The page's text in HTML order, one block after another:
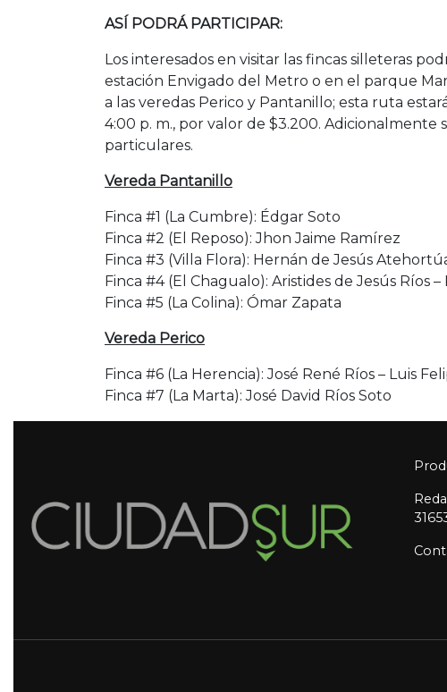
ASÍ PODRÁ PARTICIPAR:
Los interesados en visitar las fincas silleteras
estación Envigado del Metro o en el parque
a las veredas Perico y Pantanillo; esta ruta
4:00 p. m., por valor de $3.200.
particulares.
Vereda Pantanillo
Finca #1 (La Cumbre): Édgar Soto
Finca #2 (El Reposo): Jhon Jaime Ramírez
Finca #3 (Villa Flora): Hernán de Jesús
Finca #4 (El Chagualo): Aristides de Jesús Ríos
Finca #5 (La Colina): Ómar Zapata
Vereda Perico
Finca #6 (La Herencia): José René Ríos – Luis
Finca #7 (La Marta): José David Ríos Soto